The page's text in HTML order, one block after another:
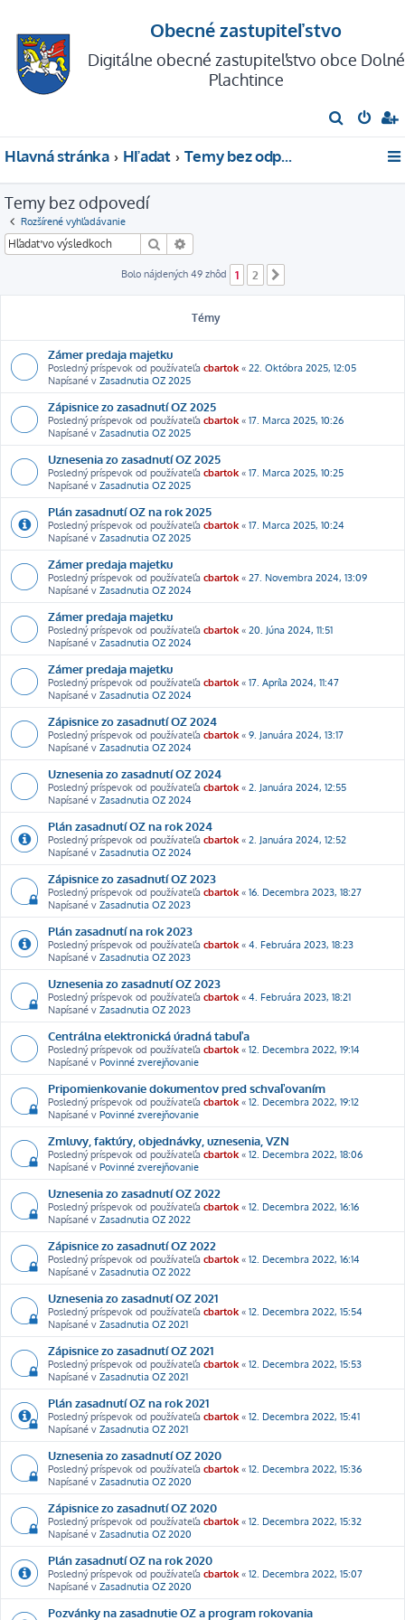
Obecné zastupiteľstvo
Digitálne obecné zastupiteľstvo obce Dolné
Plachtince
ľ
d
Hlavná stránka Hľadať Temy bez odpovedí
Temy bez odpovedí
Rozšírené vyhľadávanie
Hľadať
Bolo nájdených 49 zhôd 1 2
Témy
Zámer predaja majetku
Posledný príspevok od používateľa cbartok « 22. Októbra 2025, 12:05
Napísané v Zasadnutia OZ 2025
Zápisnice zo zasadnutí OZ 2025
Posledný príspevok od používateľa cbartok « 17. Marca 2025, 10:26
Napísané v Zasadnutia OZ 2025
Uznesenia zo zasadnutí OZ 2025
Posledný príspevok od používateľa cbartok « 17. Marca 2025, 10:25
Napísané v Zasadnutia OZ 2025
Plán zasadnutí OZ na rok 2025
Posledný príspevok od používateľa cbartok « 17. Marca 2025, 10:24
Napísané v Zasadnutia OZ 2025
Zámer predaja majetku
Posledný príspevok od používateľa cbartok « 27. Novembra 2024, 13:09
Napísané v Zasadnutia OZ 2024
Zámer predaja majetku
Posledný príspevok od používateľa cbartok « 20. Júna 2024, 11:51
Napísané v Zasadnutia OZ 2024
Zámer predaja majetku
Posledný príspevok od používateľa cbartok « 17. Apríla 2024, 11:47
Napísané v Zasadnutia OZ 2024
Zápisnice zo zasadnutí OZ 2024
Posledný príspevok od používateľa cbartok « 9. Januára 2024, 13:17
Napísané v Zasadnutia OZ 2024
Uznesenia zo zasadnutí OZ 2024
Posledný príspevok od používateľa cbartok « 2. Januára 2024, 12:55
Napísané v Zasadnutia OZ 2024
Plán zasadnutí OZ na rok 2024
Posledný príspevok od používateľa cbartok « 2. Januára 2024, 12:52
Napísané v Zasadnutia OZ 2024
Zápisnice zo zasadnutí OZ 2023
Posledný príspevok od používateľa cbartok « 16. Decembra 2023, 18:27
Napísané v Zasadnutia OZ 2023
Plán zasadnutí na rok 2023
Posledný príspevok od používateľa cbartok « 4. Februára 2023, 18:23
Napísané v Zasadnutia OZ 2023
Uznesenia zo zasadnutí OZ 2023
Posledný príspevok od používateľa cbartok « 4. Februára 2023, 18:21
Napísané v Zasadnutia OZ 2023
Centrálna elektronická úradná tabuľa
Posledný príspevok od používateľa cbartok « 12. Decembra 2022, 19:14
Napísané v Povinné zverejňovanie
Pripomienkovanie dokumentov pred schvaľovaním
Posledný príspevok od používateľa cbartok « 12. Decembra 2022, 19:12
Napísané v Povinné zverejňovanie
Zmluvy, faktúry, objednávky, uznesenia, VZN
Posledný príspevok od používateľa cbartok « 12. Decembra 2022, 18:06
Napísané v Povinné zverejňovanie
Uznesenia zo zasadnutí OZ 2022
Posledný príspevok od používateľa cbartok « 12. Decembra 2022, 16:16
Napísané v Zasadnutia OZ 2022
Zápisnice zo zasadnutí OZ 2022
Posledný príspevok od používateľa cbartok « 12. Decembra 2022, 16:14
Napísané v Zasadnutia OZ 2022
Uznesenia zo zasadnutí OZ 2021
Posledný príspevok od používateľa cbartok « 12. Decembra 2022, 15:54
Napísané v Zasadnutia OZ 2021
Zápisnice zo zasadnutí OZ 2021
Posledný príspevok od používateľa cbartok « 12. Decembra 2022, 15:53
Napísané v Zasadnutia OZ 2021
Plán zasadnutí OZ na rok 2021
Posledný príspevok od používateľa cbartok « 12. Decembra 2022, 15:41
Napísané v Zasadnutia OZ 2021
Uznesenia zo zasadnutí OZ 2020
Posledný príspevok od používateľa cbartok « 12. Decembra 2022, 15:36
Napísané v Zasadnutia OZ 2020
Zápisnice zo zasadnutí OZ 2020
Posledný príspevok od používateľa cbartok « 12. Decembra 2022, 15:32
Napísané v Zasadnutia OZ 2020
Plán zasadnutí OZ na rok 2020
Posledný príspevok od používateľa cbartok « 12. Decembra 2022, 15:07
Napísané v Zasadnutia OZ 2020
Pozvánky na zasadnutie OZ a program rokovania